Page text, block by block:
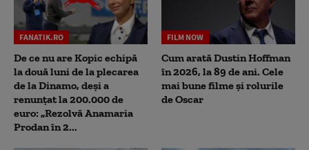
FANATIK.RO
De ce nu are Kopic echipă
la două luni de la plecarea
de la Dinamo, deși a
renunțat la 200.000 de
euro: „Rezolvă Anamaria
Prodan în 2...
FILM NOW
Cum arată Dustin Hoffman
în 2026, la 89 de ani. Cele
mai bune filme și rolurile
de Oscar